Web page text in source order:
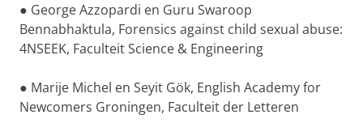
● George Azzopardi en Guru Swaroop
Bennabhaktula, Forensics against child sexual abuse:
4NSEEK, Faculteit Science & Engineering
● Marije Michel en Seyit Gök, English Academy for
Newcomers Groningen, Faculteit der Letteren